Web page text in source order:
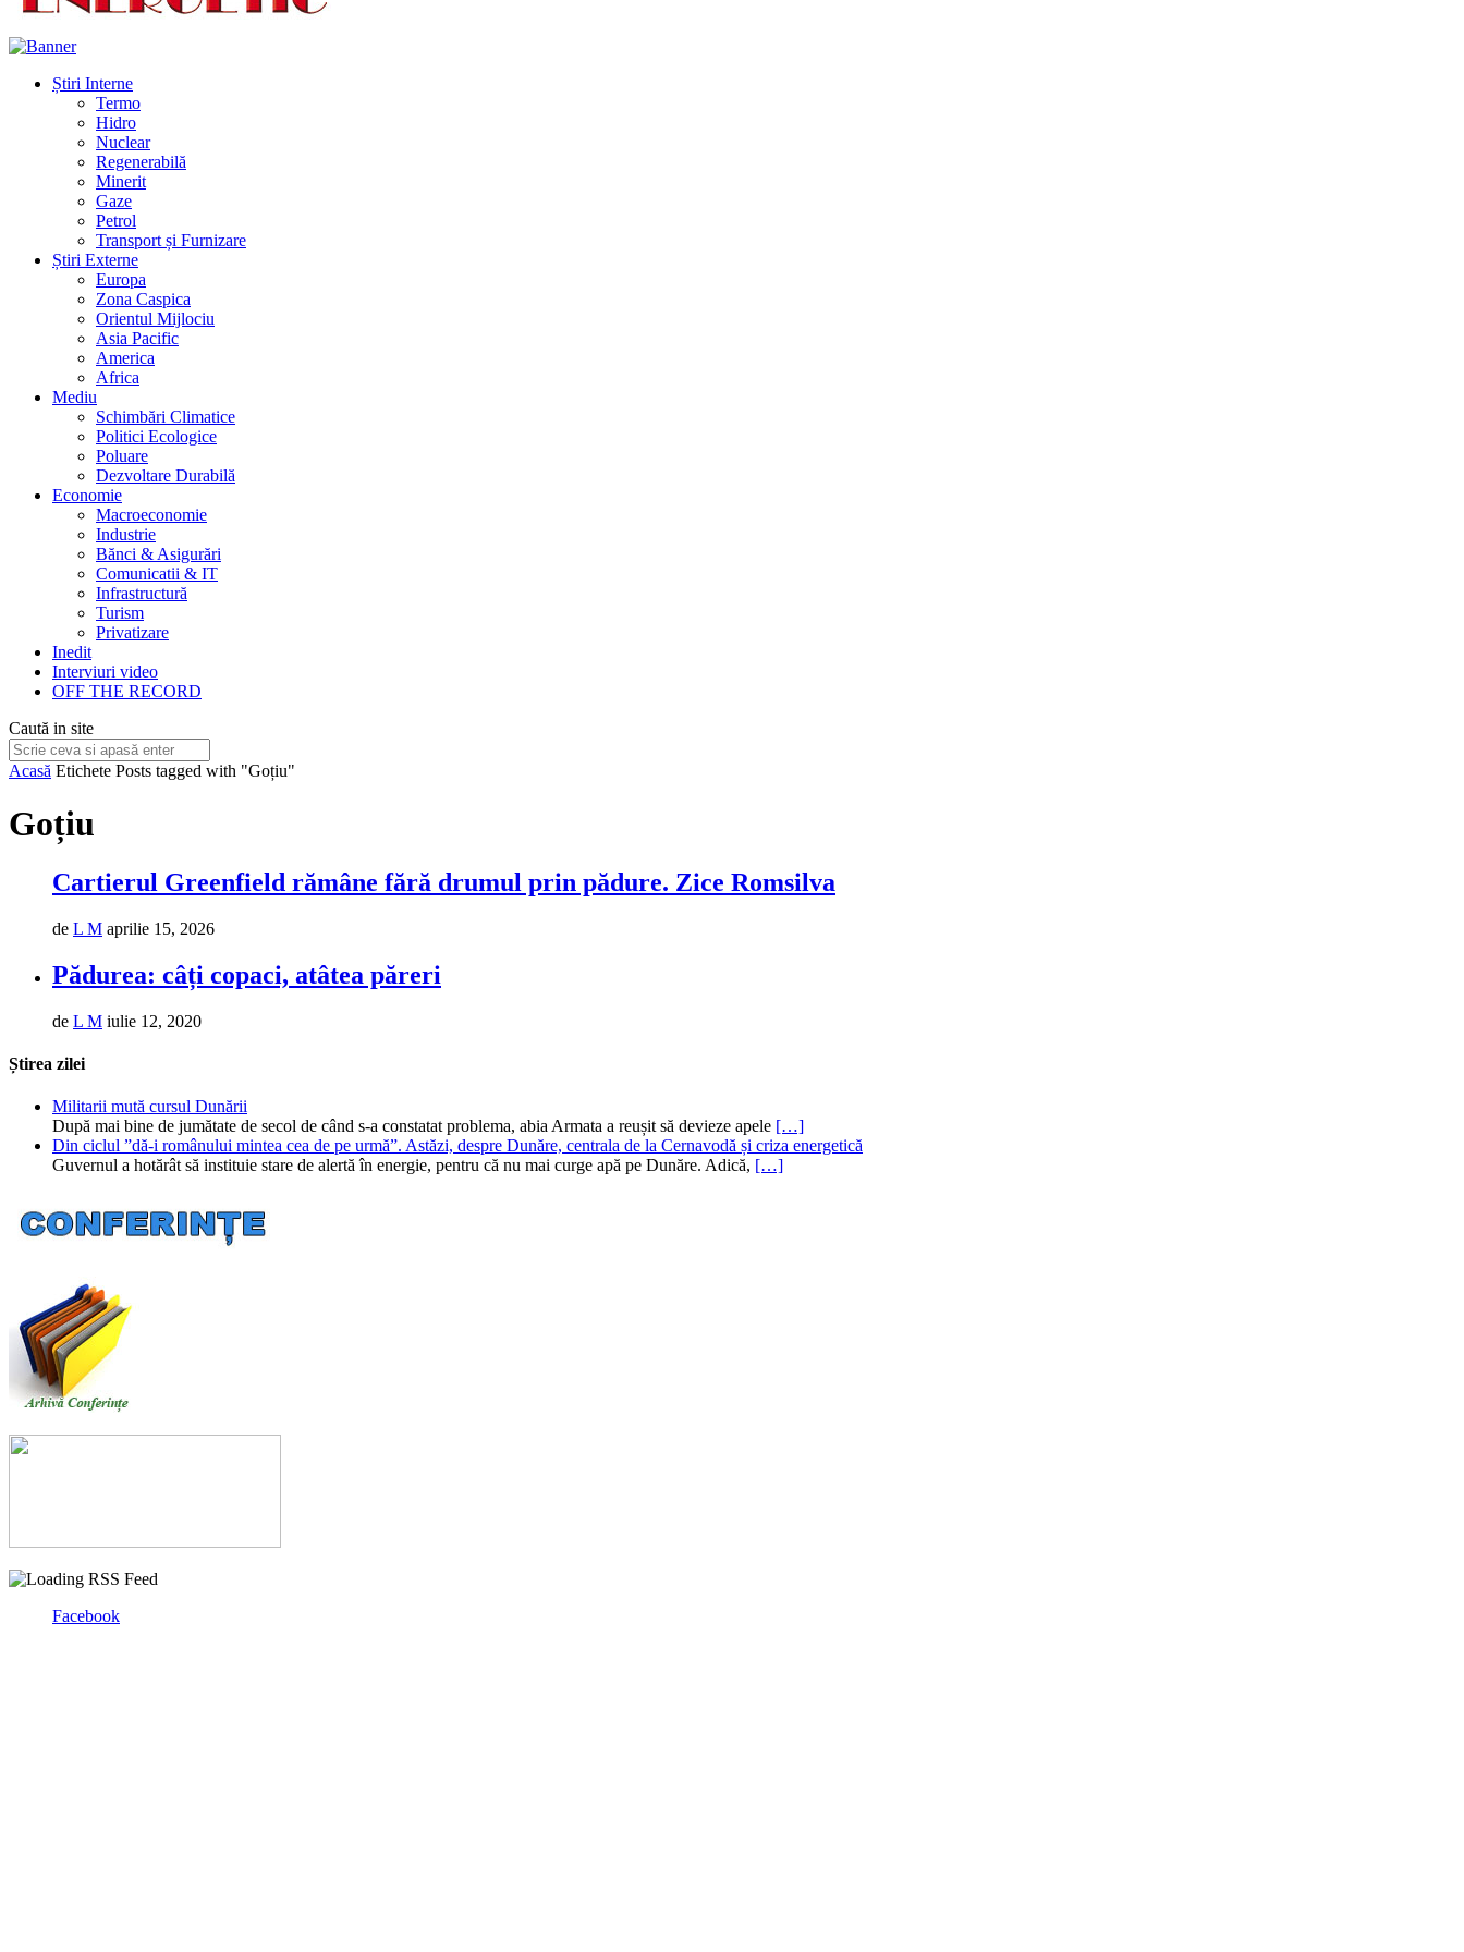
Știri Interne
Termo
Hidro
Nuclear
Regenerabilă
Minerit
Gaze
Petrol
Transport și Furnizare
Știri Externe
Europa
Zona Caspica
Orientul Mijlociu
Asia Pacific
America
Africa
Mediu
Schimbări Climatice
Politici Ecologice
Poluare
Dezvoltare Durabilă
Economie
Macroeconomie
Industrie
Bănci & Asigurări
Comunicatii & IT
Infrastructură
Turism
Privatizare
Inedit
Interviuri video
OFF THE RECORD
Caută in site
Acasă Etichete Posts tagged with "Goțiu"
Goțiu
Cartierul Greenfield rămâne fără drumul prin pădure. Zice Romsilva
de L M aprilie 15, 2026
Pădurea: câți copaci, atâtea păreri
de L M iulie 12, 2020
Știrea zilei
Militarii mută cursul Dunării
După mai bine de jumătate de secol de când s-a constatat problema, abia Armata a reușit să devieze apele […]
Din ciclul ”dă-i românului mintea cea de pe urmă”. Astăzi, despre Dunăre, centrala de la Cernavodă și criza energetică
Guvernul a hotărât să instituie stare de alertă în energie, pentru că nu mai curge apă pe Dunăre. Adică, […]
Facebook